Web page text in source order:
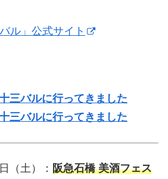
ル」公式サイト
三バルに行ってきました
三バルに行ってきました
（土）： 阪急石橋 美酒フェス